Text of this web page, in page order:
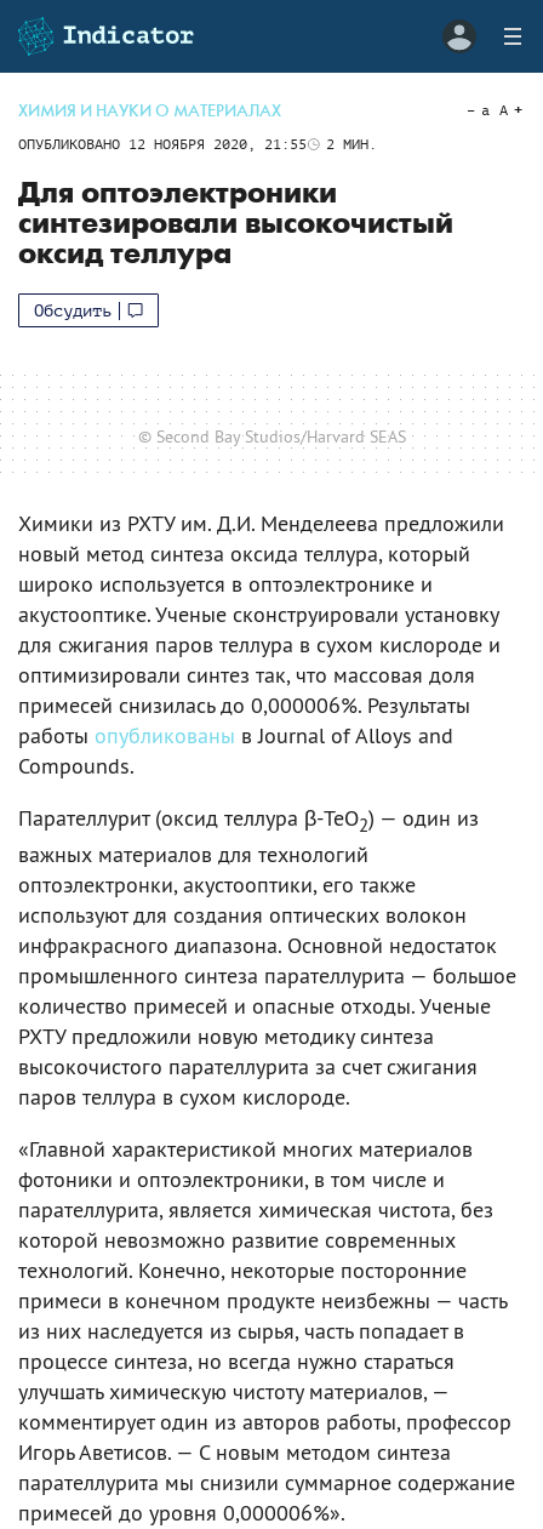
ХИМИЯ И НАУКИ О МАТЕРИАЛАХ
ОПУБЛИКОВАНО 12 НОЯБРЯ 2020, 21:55 2 МИН.
a A
Для оптоэлектроники
синтезировали высокочистый
оксид теллура
Обсудить
© Second Bay Studios/Harvard SEAS
Химики из РХТУ им. Д.И. Менделеева предложили
новый метод синтеза оксида теллура, который
широко используется в оптоэлектронике и
акустооптике. Ученые сконструировали установку
для сжигания паров теллура в сухом кислороде и
оптимизировали синтез так, что массовая доля
примесей снизилась до 0,000006%. Результаты
работы опубликованы в Journal of Alloys and
Compounds.
Парателлурит (оксид теллура β-TeO2) — один из
важных материалов для технологий
оптоэлектронки, акустооптики, его также
используют для создания оптических волокон
инфракрасного диапазона. Основной недостаток
промышленного синтеза парателлурита — большое
количество примесей и опасные отходы. Ученые
РХТУ предложили новую методику синтеза
высокочистого парателлурита за счет сжигания
паров теллура в сухом кислороде.
«Главной характеристикой многих материалов
фотоники и оптоэлектроники, в том числе и
парателлурита, является химическая чистота, без
которой невозможно развитие современных
технологий. Конечно, некоторые посторонние
примеси в конечном продукте неизбежны — часть
из них наследуется из сырья, часть попадает в
процессе синтеза, но всегда нужно стараться
улучшать химическую чистоту материалов, —
комментирует один из авторов работы, профессор
Игорь Аветисов. — С новым методом синтеза
парателлурита мы снизили суммарное содержание
примесей до уровня 0,000006%».